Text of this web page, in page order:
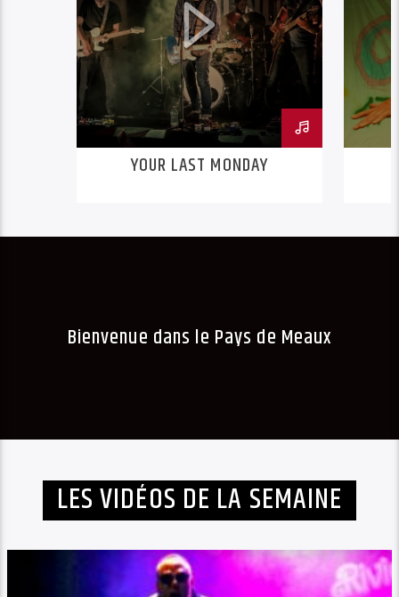
YOUR LAST MONDAY
Bienvenue dans le Pays de Meaux
LES VIDÉOS DE LA SEMAINE